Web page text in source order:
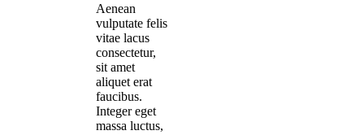
Aenean
vulputate felis
vitae lacus
consectetur,
sit amet
aliquet erat
faucibus.
Integer eget
massa luctus,